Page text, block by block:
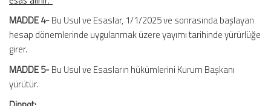
MADDE 4-Bu Usul ve Esaslar, 1/1/2025 ve sonrasında başlayan
hesap dönemlerinde uygulanmak üzere yayımı tarihinde yürürlüğe
girer.
MADDE 5-Bu Usul ve Esasların hükümlerini Kurum Başkanı
yürütür.